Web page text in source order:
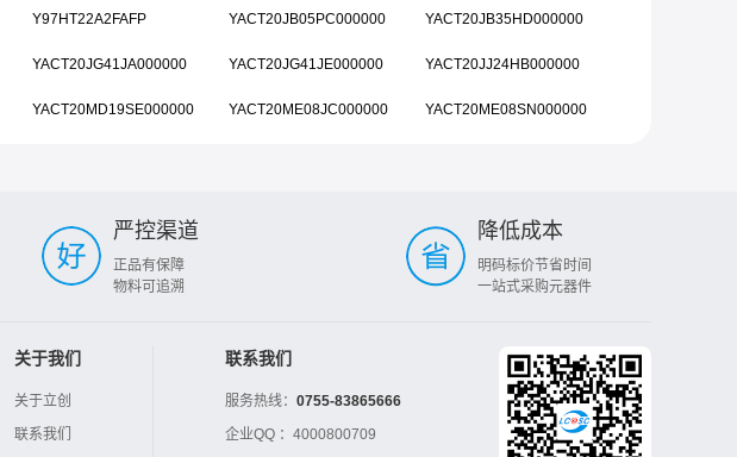
Y97HT22A2FAFP YACT20JB05PC000000 YACT20JB35HD000000
YACT20JG41JA000000 YACT20JG41JE000000 YACT20JJ24HB000000
YACT20MD19SE000000 YACT20ME08JC000000 YACT20ME08SN000000
严控渠道
正品有保障
物料可追溯
降低成本
明码标价节省时间
一站式采购元器件
关于我们
关于立创
联系我们
联系我们
服务热线： 0755-83865666
企业QQ ： 4000800709